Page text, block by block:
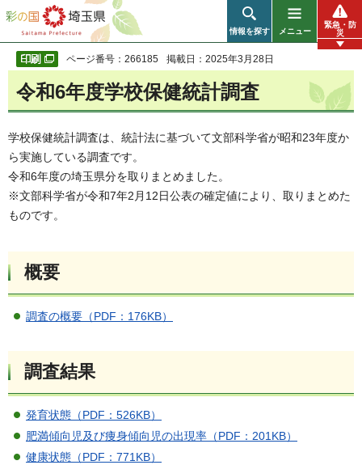
彩の国 埼玉県
情報を探す メニュー
緊急・防
災
ページ番号：266185 掲載日：2025年3月28日
令和6年度学校保健統計調査
学校保健統計調査は、統計法に基づいて文部科学省が昭和23年度か
ら実施している調査です。
令和6年度の埼玉県分を取りまとめました。
※文部科学省が令和7年2月12日公表の確定値により、取りまとめた
ものです。
概要
調査の概要（PDF：176KB）
調査結果
発育状態（PDF：526KB）
肥満傾向児及び痩身傾向児の出現率（PDF：201KB）
健康状態（PDF：771KB）